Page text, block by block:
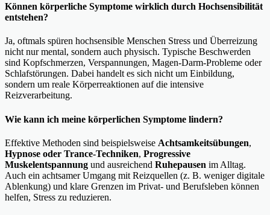
Können körperliche Symptome wirklich durch Hochsensibilität
entstehen?
Ja, oftmals spüren hochsensible Menschen Stress und Überreizung
nicht nur mental, sondern auch physisch. Typische Beschwerden
sind Kopfschmerzen, Verspannungen, Magen-Darm-Probleme oder
Schlafstörungen. Dabei handelt es sich nicht um Einbildung,
sondern um reale Körperreaktionen auf die intensive
Reizverarbeitung.
Wie kann ich meine körperlichen Symptome lindern?
Effektive Methoden sind beispielsweise Achtsamkeitsübungen,
Hypnose oder Trance-Techniken, Progressive
Muskelentspannung und ausreichend Ruhepausen im Alltag.
Auch ein achtsamer Umgang mit Reizquellen (z. B. weniger digitale
Ablenkung) und klare Grenzen im Privat- und Berufsleben können
helfen, Stress zu reduzieren.